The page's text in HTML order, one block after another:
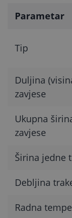
Parametar
Tip
Duljina
zavjese
Ukupna
zavjese
Širina jedne
Debljina
Radna